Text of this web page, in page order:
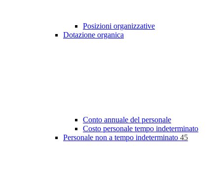
Posizioni organizzative
Dotazione organica
Conto annuale del personale
Costo personale tempo indeterminato
Personale non a tempo indeterminato 45